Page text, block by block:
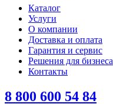
Каталог
Услуги
О компании
Доставка и оплата
Гарантия и сервис
Решения для бизнеса
Контакты
8 800 600 54 84